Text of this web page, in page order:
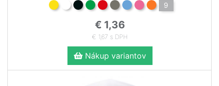
9
€ 1,36
€ 1,67 s DPH
Nákup variantov